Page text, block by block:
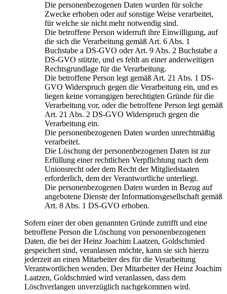
Die personenbezogenen Daten wurden für solche
Zwecke erhoben oder auf sonstige Weise verarbeitet,
für welche sie nicht mehr notwendig sind.
Die betroffene Person widerruft ihre Einwilligung, auf
die sich die Verarbeitung gemäß Art. 6 Abs. 1
Buchstabe a DS-GVO oder Art. 9 Abs. 2 Buchstabe a
DS-GVO stützte, und es fehlt an einer anderweitigen
Rechtsgrundlage für die Verarbeitung.
Die betroffene Person legt gemäß Art. 21 Abs. 1 DS-
GVO Widerspruch gegen die Verarbeitung ein, und es
liegen keine vorrangigen berechtigten Gründe für die
Verarbeitung vor, oder die betroffene Person legt gemäß
Art. 21 Abs. 2 DS-GVO Widerspruch gegen die
Verarbeitung ein.
Die personenbezogenen Daten wurden unrechtmäßig
verarbeitet.
Die Löschung der personenbezogenen Daten ist zur
Erfüllung einer rechtlichen Verpflichtung nach dem
Unionsrecht oder dem Recht der Mitgliedstaaten
erforderlich, dem der Verantwortliche unterliegt.
Die personenbezogenen Daten wurden in Bezug auf
angebotene Dienste der Informationsgesellschaft gemäß
Art. 8 Abs. 1 DS-GVO erhoben.
Sofern einer der oben genannten Gründe zutrifft und eine
betroffene Person die Löschung von personenbezogenen
Daten, die bei der Heinz Joachim Laatzen, Goldschmied
gespeichert sind, veranlassen möchte, kann sie sich hierzu
jederzeit an einen Mitarbeiter des für die Verarbeitung
Verantwortlichen wenden. Der Mitarbeiter der Heinz Joachim
Laatzen, Goldschmied wird veranlassen, dass dem
Löschverlangen unverzüglich nachgekommen wird.